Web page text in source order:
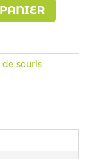
de souris